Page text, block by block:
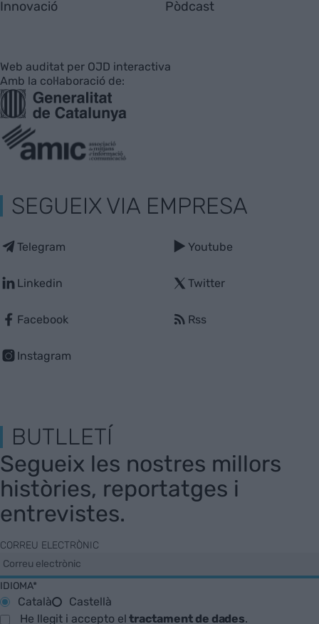
Innovació Pòdcast
Web auditat per OJD interactiva
Amb la col·laboració de:
SEGUEIX VIA EMPRESA
Telegram
Linkedin
Facebook
Instagram
Youtube
Twitter
Rss
BUTLLETÍ
Segueix les nostres millors
històries, reportatges i
entrevistes.
CORREU ELECTRÒNIC
IDIOMA*
Català
Castellà
He llegit i accepto eltractament de dades.